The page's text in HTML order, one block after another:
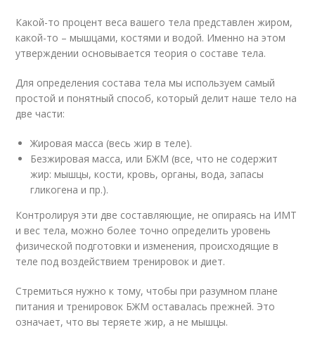
Какой-то процент веса вашего тела представлен жиром,
какой-то – мышцами, костями и водой. Именно на этом
утверждении основывается теория о составе тела.
Для определения состава тела мы используем самый
простой и понятный способ, который делит наше тело на
две части:
Жировая масса (весь жир в теле).
Безжировая масса, или БЖМ (все, что не содержит
жир: мышцы, кости, кровь, органы, вода, запасы
гликогена и пр.).
Контролируя эти две составляющие, не опираясь на ИМТ
и вес тела, можно более точно определить уровень
физической подготовки и изменения, происходящие в
теле под воздействием тренировок и диет.
Стремиться нужно к тому, чтобы при разумном плане
питания и тренировок БЖМ оставалась прежней. Это
означает, что вы теряете жир, а не мышцы.